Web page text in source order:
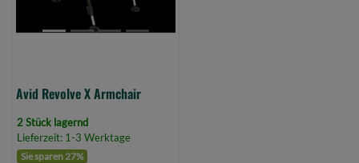
Avid Revolve X Armchair
2 Stück lagernd
Lieferzeit: 1-3 Werktage
Sie sparen 27%